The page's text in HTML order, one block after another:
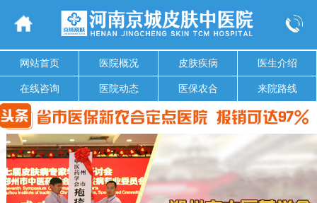
网站首页 医院概况 皮肤疾病 医生介绍
在线咨询 医院动态 医保农合 来院路线